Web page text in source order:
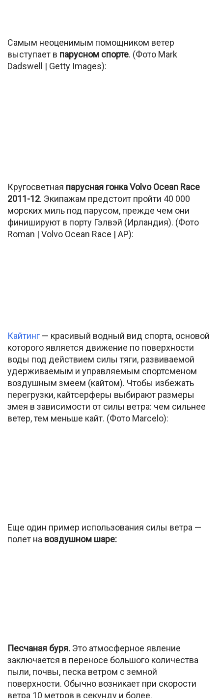
Самым неоценимым помощником ветер
выступает в парусном спорте. (Фото Mark
Dadswell | Getty Images):
Кругосветная парусная гонка Volvo Ocean Race
2011-12. Экипажам предстоит пройти 40 000
морских миль под парусом, прежде чем они
финишируют в порту Гэлвэй (Ирландия). (Фото
Roman | Volvo Ocean Race | AP):
Кайтинг — красивый водный вид спорта, основой
которого является движение по поверхности
воды под действием силы тяги, развиваемой
удерживаемым и управляемым спортсменом
воздушным змеем (кайтом). Чтобы избежать
перегрузки, кайтсерферы выбирают размеры
змея в зависимости от силы ветра: чем сильнее
ветер, тем меньше кайт. (Фото Marcelo):
Еще один пример использования силы ветра —
полет на воздушном шаре:
Песчаная буря. Это атмосферное явление
заключается в переносе большого количества
пыли, почвы, песка ветром с земной
поверхности. Обычно возникает при скорости
ветра 10 метров в секунду и более.